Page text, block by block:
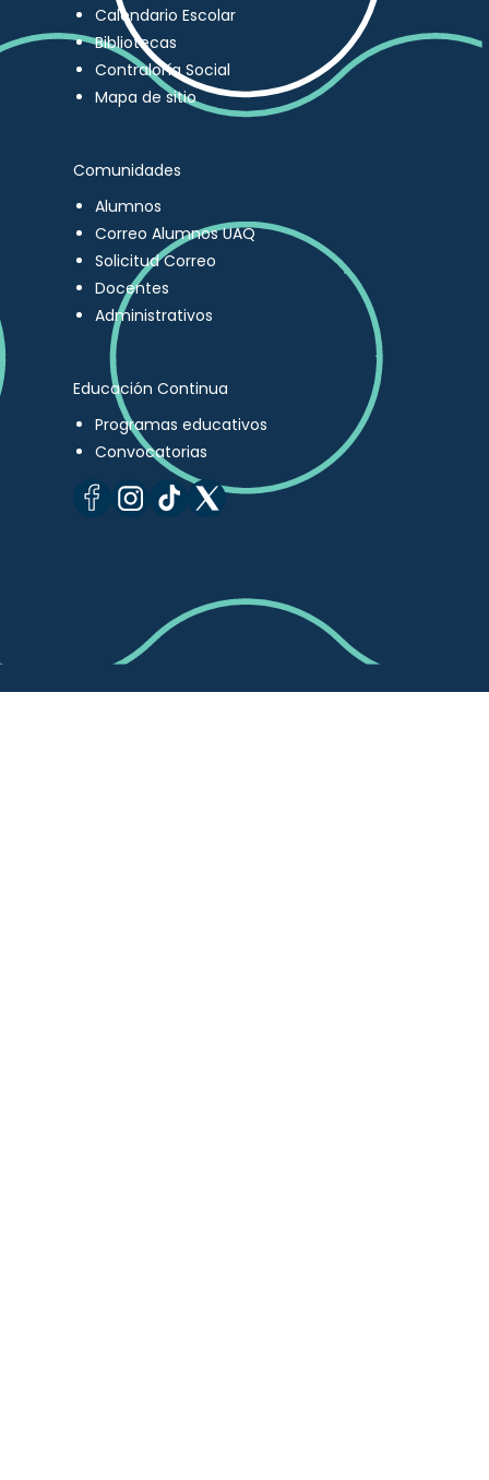
Calendario Escolar
Bibliotecas
Contraloría Social
Mapa de sitio
Comunidades
Alumnos
Correo Alumnos UAQ
Solicitud Correo
Docentes
Administrativos
Educación Continua
Programas educativos
Convocatorias